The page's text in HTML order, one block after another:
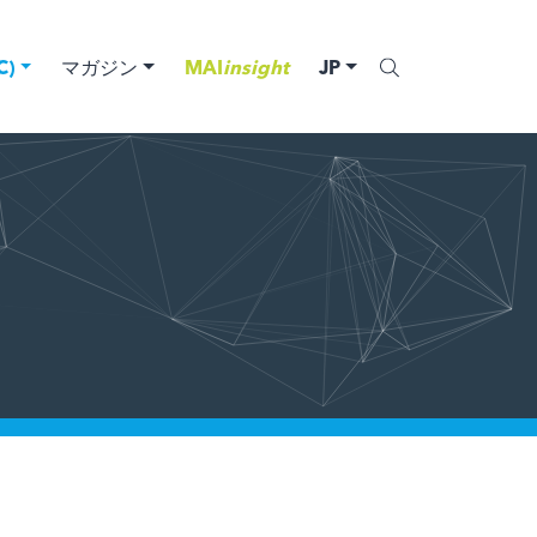
マガジン MAIinsight JP